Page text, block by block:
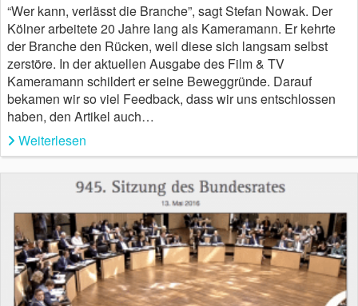
“Wer kann, verlässt die Branche”, sagt Stefan Nowak. Der
Kölner arbeitete 20 Jahre lang als Kameramann. Er kehrte
der Branche den Rücken, weil diese sich langsam selbst
zerstöre. In der aktuellen Ausgabe des Film & TV
Kameramann schildert er seine Beweggründe. Darauf
bekamen wir so viel Feedback, dass wir uns entschlossen
haben, den Artikel auch…
Weiterlesen